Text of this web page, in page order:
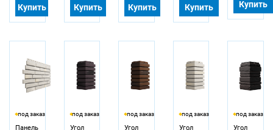
Купить Купить Купить Купить Купить
под заказ
Панель
под заказ
Угол
под заказ
Угол
под заказ
Угол
под заказ
Угол